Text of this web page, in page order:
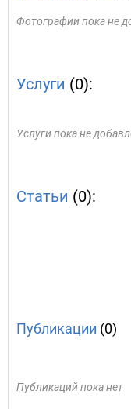
Фотографии пока не
Услуги (0):
Услуги пока не
Статьи (0):
Публикации (0)
Публикаций пока нет